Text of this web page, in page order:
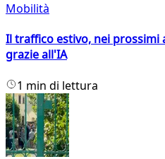
Mobilità
Il traffico estivo, nei prossimi
grazie all'IA
1 min di lettura